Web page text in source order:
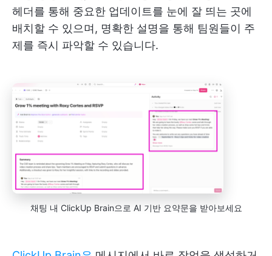
헤더를 통해 중요한 업데이트를 눈에 잘 띄는 곳에
배치할 수 있으며, 명확한 설명을 통해 팀원들이 주
제를 즉시 파악할 수 있습니다.
채팅 내 ClickUp Brain으로 AI 기반 요약문을 받아보세요